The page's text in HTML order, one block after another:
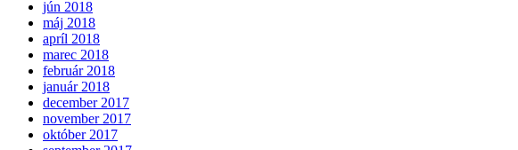
jún 2018
máj 2018
apríl 2018
marec 2018
február 2018
január 2018
december 2017
november 2017
október 2017